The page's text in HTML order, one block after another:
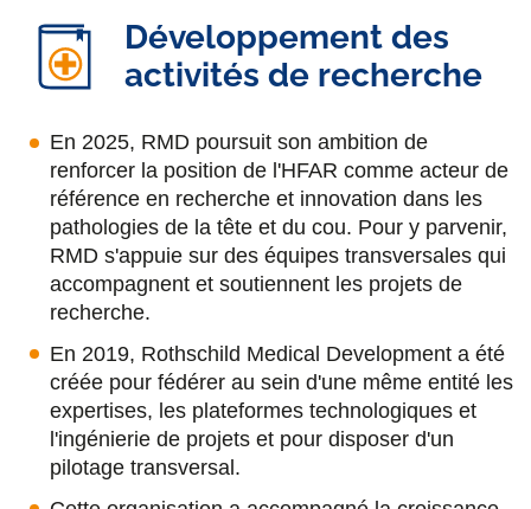
g
e
r
s
u
r
F
a
c
r
t
g
e
r
s
u
r
T
w
i
r
t
g
e
r
s
u
r
L
i
n
r
t
a
g
e
r
p
a
r
E
m
a
Développement des
activités de recherche
En 2025, RMD poursuit son ambition de
renforcer la position de l'HFAR comme acteur de
référence en recherche et innovation dans les
pathologies de la tête et du cou. Pour y parvenir,
RMD s'appuie sur des équipes transversales qui
accompagnent et soutiennent les projets de
recherche.
En 2019, Rothschild Medical Development a été
créée pour fédérer au sein d'une même entité les
expertises, les plateformes technologiques et
l'ingénierie de projets et pour disposer d'un
pilotage transversal.